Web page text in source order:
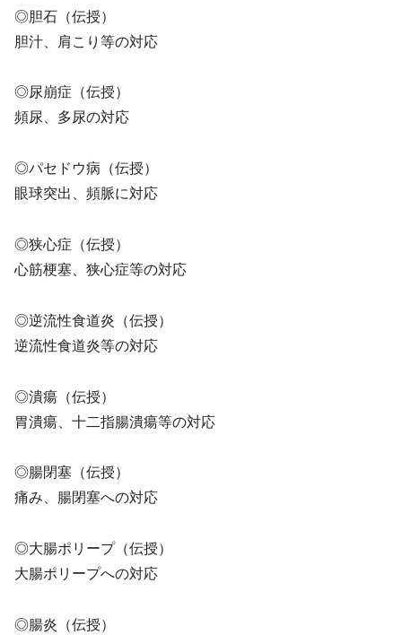
◎胆石（伝授）
胆汁、肩こり等の対応
◎尿崩症（伝授）
頻尿、多尿の対応
◎パセドウ病（伝授）
眼球突出、頻脈に対応
◎狭心症（伝授）
心筋梗塞、狭心症等の対応
◎逆流性食道炎（伝授）
逆流性食道炎等の対応
◎潰瘍（伝授）
胃潰瘍、十二指腸潰瘍等の対応
◎腸閉塞（伝授）
痛み、腸閉塞への対応
◎大腸ポリープ（伝授）
大腸ポリープへの対応
◎腸炎（伝授）